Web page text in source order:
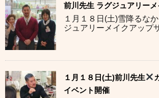
前川先生 ラグジュアリー
１月１８日(土)雪降るな
ジュアリーメイクアップ
１月１８日(土)前川先生
イベント開催